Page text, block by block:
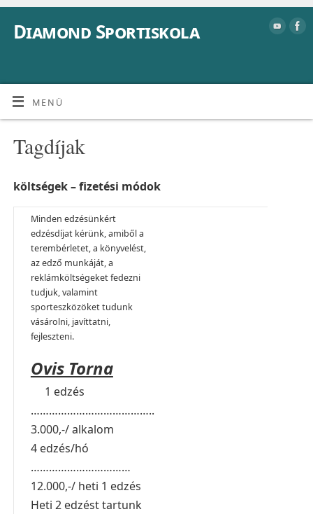
Diamond Sportiskola
MENÜ
Tagdíjak
költségek – fizetési módok
Minden edzésünkért
edzésdíjat kérünk, amiből a
terembérletet, a könyvelést,
az edző munkáját, a
reklámköltségeket fedezni
tudjuk, valamint
sporteszközöket tudunk
vásárolni, javíttatni,
fejleszteni.
Ovis Torna
1 edzés
…………………………………..
3.000,-/ alkalom
4 edzés/hó
……………………………
12.000,-/ heti 1 edzés
Heti 2 edzést tartunk